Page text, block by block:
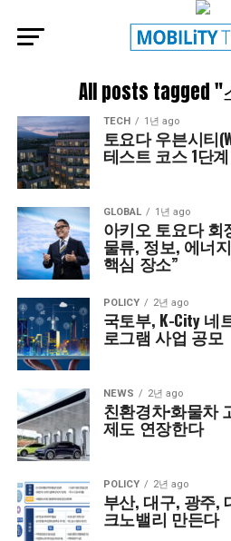
All posts tagged
TECH 1년 ago
토요다 우븐시티
테스트 코스 1단
GLOBAL 1년 ago
아키오 토요다 회
물류, 정보, 에너
핵심 장소”
POLICY 2년 ago
국토부, K-City 네
로그램 사업 공모
NEWS 2년 ago
친환경차·화물차
제도 연장한다
POLICY 2년 ago
부산, 대구, 광주,
크노밸리 만든다